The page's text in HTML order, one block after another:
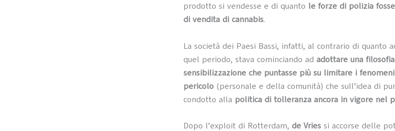
prodotto si vendesse e di quanto le forze di polizia
di vendita di cannabis.
La società dei Paesi Bassi, infatti, al contrario di quanto
quel periodo, stava cominciando ad adottare una
sensibilizzazione che puntasse più su limitare i
pericolo (personale e della comunità) che sull’idea di
condotto alla politica di tolleranza ancora in vigore nel
Dopo l’exploit di Rotterdam, de Vries si accorse delle